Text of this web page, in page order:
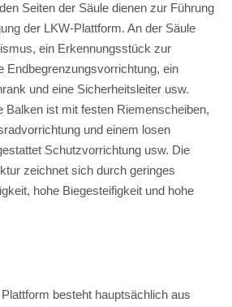
Seiten der Säule dienen zur Führung
der LKW-Plattform. An der Säule
ein Erkennungsstück zur
Endbegrenzungsvorrichtung, ein
und eine Sicherheitsleiter usw.
Balken ist mit festen Riemenscheiben,
und einem losen
Schutzvorrichtung usw. Die
zeichnet sich durch geringes
hohe Biegesteifigkeit und hohe
besteht hauptsächlich aus